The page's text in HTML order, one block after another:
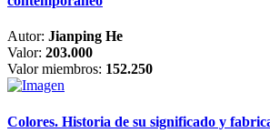
Autor: Jianping He
Valor: 203.000
Valor miembros: 152.250
Colores. Historia de su significado y